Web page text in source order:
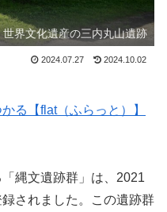
界文化遺産の三内丸山遺跡
2024.07.27 2024.10.02
る【flat（ふらっと）】
縄文遺跡群」は、2021
されました。この遺跡群